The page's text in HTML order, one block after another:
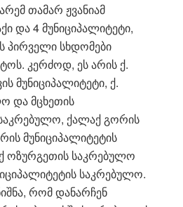
თამარ ჟვანიამ
და 4 მუნიციპალიტეტი,
პირველი სხდომები
კერძოდ, ეს არის ქ.
მუნიციპალიტეტი, ქ.
და მცხეთის
ქალაქ გორის
მუნიციპალიტეტის
ოზურგეთის საკრებულო
საკრებულო.
რომ დანარჩენ